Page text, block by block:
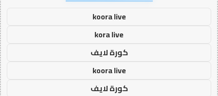
koora live
kora live
كورة لايف
koora live
كورة لايف